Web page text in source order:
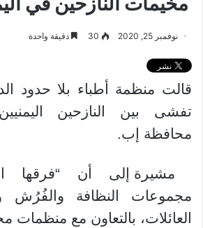
نوفمبر 25, 2020 30 دقيقة واحدة
قالت منظمة أطباء بلا حدود
تفشى بين النازحين
محافظة إب.
مشيرة إلى أن “فرقها
مجموعات النظافة والفُرُش
العائلات، بالتعاون مع منظمات